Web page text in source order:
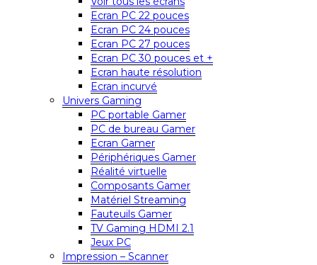
Ecran PC 22 pouces
Ecran PC 24 pouces
Ecran PC 27 pouces
Ecran PC 30 pouces et +
Ecran haute résolution
Ecran incurvé
Univers Gaming
PC portable Gamer
PC de bureau Gamer
Ecran Gamer
Périphériques Gamer
Réalité virtuelle
Composants Gamer
Matériel Streaming
Fauteuils Gamer
TV Gaming HDMI 2.1
Jeux PC
Impression – Scanner